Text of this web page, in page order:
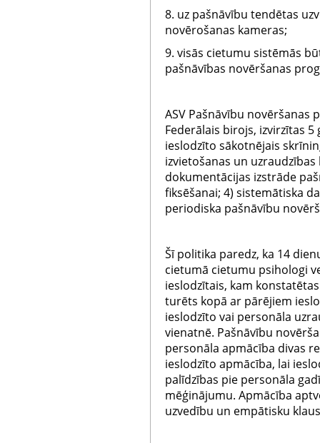
8. uz pašnāvību tendētas
novērošanas kameras;
9. visās cietumu sistēmās
pašnāvības novēršanas
ASV Pašnāvību novēršanas
Federālais birojs, izvirzītas
ieslodzīto sākotnējais
izvietošanas un
dokumentācijas izstrāde
fiksēšanai; 4) sistemātiska
periodiska pašnāvību
Šī politika paredz, ka 14
cietumā cietumu psihologi
ieslodzītais, kam
turēts kopā ar pārējiem
ieslodzīto vai personāla
vienatnē. Pašnāvību
personāla apmācība divas
ieslodzīto apmācība, lai
palīdzības pie personāla
mēģinājumu. Apmācība
uzvedību un empātisku